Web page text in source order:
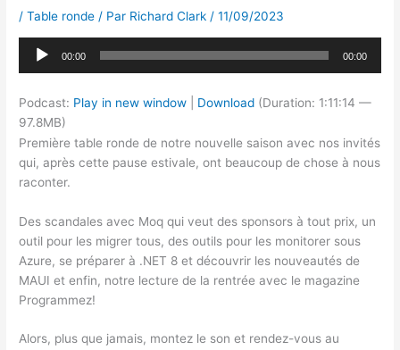
/Table ronde / Par Richard Clark /11/09/2023
Lecteur
audio
00:00 00:00
Podcast: Play in new window Download (Duration: 1:11:14 —
97.8MB)
Première table ronde de notre nouvelle saison avec nos invités
qui, après cette pause estivale, ont beaucoup de chose à nous
raconter.
Des scandales avec Moq qui veut des sponsors à tout prix, un
outil pour les migrer tous, des outils pour les monitorer sous
Azure, se préparer à .NET 8 et découvrir les nouveautés de
MAUI et enfin, notre lecture de la rentrée avec le magazine
Programmez!
Alors, plus que jamais, montez le son et rendez-vous au